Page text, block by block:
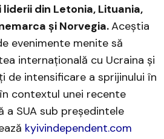
liderii din Letonia, Lituania,
și Norvegia.Aceștia
evenimente menite să
internațională cu Ucraina și
de intensificare a sprijinului în
contextul unei recente
SUA sub președintele
kyivindependent.com